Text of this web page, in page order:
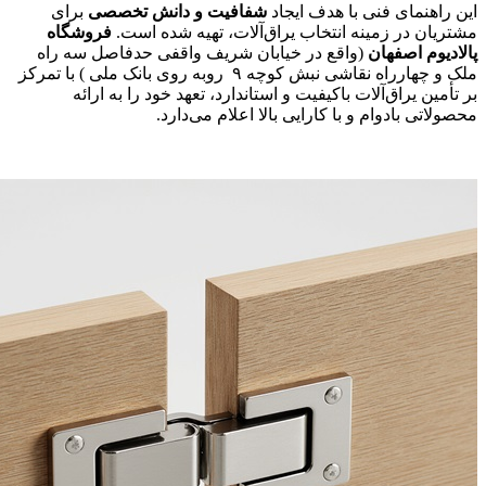
فنی با هدف ایجادشفافیت و دانش تخصصی برای
در زمینه انتخاب یراق‌آلات، تهیه شده است.فروشگاه
اصفهان(واقع در خیابان شریف واقفی حدفاصل سه راه
ملک‌ و چهارراه نقاشی نبش کوچه ۹ روبه روی بانک‌ ملی ) با تمرکز
باکیفیت و استاندارد، تعهد خود را به ارائه
بادوام و با کارایی بالا اعلام می‌دارد.